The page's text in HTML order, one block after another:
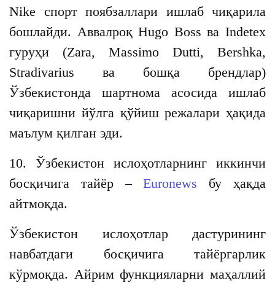
Nike спорт поябзаллари ишлаб чиқарила
бошлайди. Аввалроқ Hugo Boss ва Indetex
гуруҳи (Zara, Маssimo Dutti, Bershka,
Stradivarius ва бошқа брендлар)
Ўзбекистонда шартнома асосида ишлаб
чиқаришни йўлга қўйиш режалари ҳақида
маълум қилган эди.
10. Ўзбекистон ислоҳотларнинг иккинчи
босқичига тайёр –Euronews бу ҳақда
айтмоқда.
Ўзбекистон ислоҳотлар дастурининг
навбатдаги босқичига тайёргарлик
кўрмоқда. Айрим функцияларни маҳаллий